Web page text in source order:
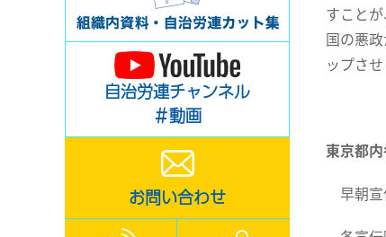
自治労連チャンネル
＃動画
お問い合わせ
すこと
国の悪
ップさ
東京都
早朝宣